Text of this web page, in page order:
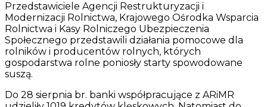
Przedstawiciele Agencji Restrukturyzacji i
Modernizacji Rolnictwa, Krajowego Ośrodka Wsparcia
Rolnictwa i Kasy Rolniczego Ubezpieczenia
Społecznego przedstawili działania pomocowe dla
rolników i producentów rolnych, których
gospodarstwa rolne poniosły starty spowodowane
suszą.
Do 28 sierpnia br. banki współpracujące z ARiMR